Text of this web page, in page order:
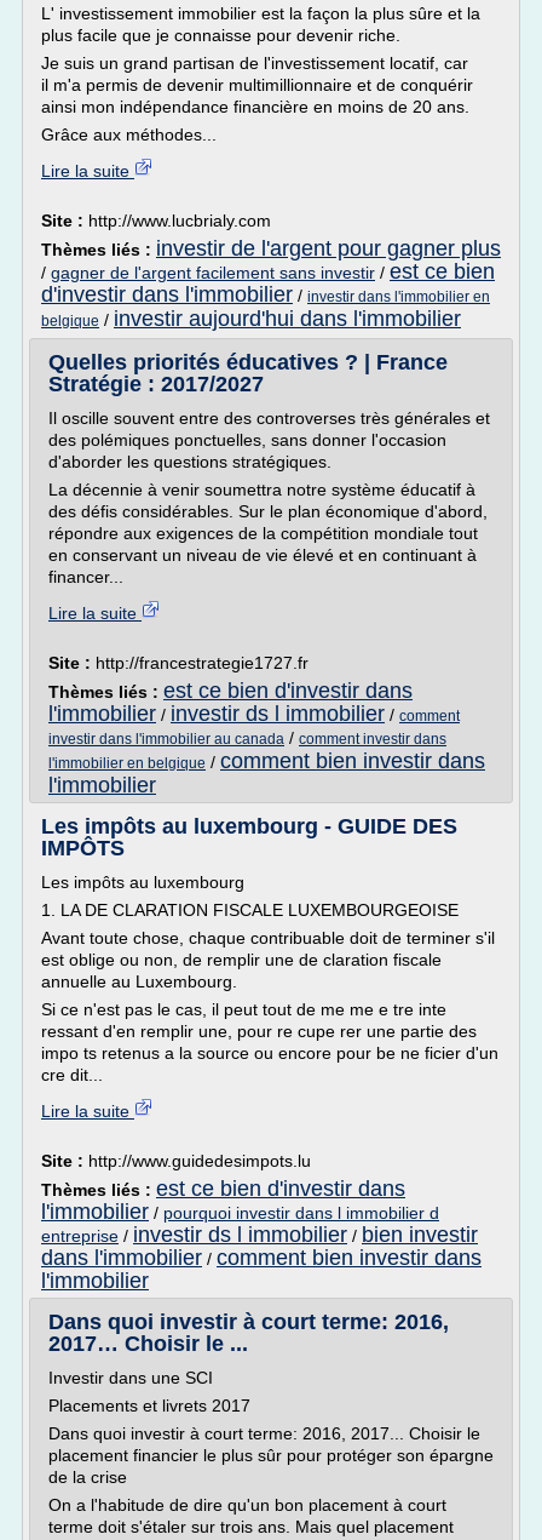
L' investissement immobilier est la façon la plus sûre et la
plus facile que je connaisse pour devenir riche.
Je suis un grand partisan de l'investissement locatif, car
il m'a permis de devenir multimillionnaire et de conquérir
ainsi mon indépendance financière en moins de 20 ans.
Grâce aux méthodes...
Lire la suite
Site : http://www.lucbrialy.com
Thèmes liés : investir de l'argent pour gagner plus
/ gagner de l'argent facilement sans investir / est ce bien
d'investir dans l'immobilier / investir dans l'immobilier en
belgique / investir aujourd'hui dans l'immobilier
Quelles priorités éducatives ? | France
Stratégie : 2017/2027
Il oscille souvent entre des controverses très générales et
des polémiques ponctuelles, sans donner l'occasion
d'aborder les questions stratégiques.
La décennie à venir soumettra notre système éducatif à
des défis considérables. Sur le plan économique d'abord,
répondre aux exigences de la compétition mondiale tout
en conservant un niveau de vie élevé et en continuant à
financer...
Lire la suite
Site : http://francestrategie1727.fr
Thèmes liés : est ce bien d'investir dans
l'immobilier / investir ds l immobilier / comment
investir dans l'immobilier au canada / comment investir dans
l'immobilier en belgique / comment bien investir dans
l'immobilier
Les impôts au luxembourg - GUIDE DES
IMPÔTS
Les impôts au luxembourg
1. LA DE CLARATION FISCALE LUXEMBOURGEOISE
Avant toute chose, chaque contribuable doit de terminer s'il
est oblige ou non, de remplir une de claration fiscale
annuelle au Luxembourg.
Si ce n'est pas le cas, il peut tout de me me e tre inte
ressant d'en remplir une, pour re cupe rer une partie des
impo ts retenus a la source ou encore pour be ne ficier d'un
cre dit...
Lire la suite
Site : http://www.guidedesimpots.lu
Thèmes liés : est ce bien d'investir dans
l'immobilier / pourquoi investir dans l immobilier d
entreprise / investir ds l immobilier / bien investir
dans l'immobilier / comment bien investir dans
l'immobilier
Dans quoi investir à court terme: 2016,
2017… Choisir le ...
Investir dans une SCI
Placements et livrets 2017
Dans quoi investir à court terme: 2016, 2017... Choisir le
placement financier le plus sûr pour protéger son épargne
de la crise
On a l'habitude de dire qu'un bon placement à court
terme doit s'étaler sur trois ans. Mais quel placement